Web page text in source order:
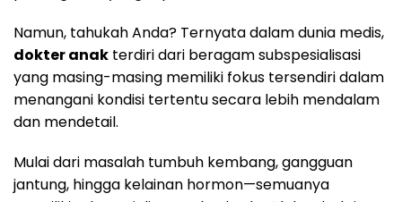
Namun, tahukah Anda? Ternyata dalam dunia medis,
dokter anak terdiri dari beragam subspesialisasi
yang masing-masing memiliki fokus tersendiri dalam
menangani kondisi tertentu secara lebih mendalam
dan mendetail.
Mulai dari masalah tumbuh kembang, gangguan
jantung, hingga kelainan hormon—semuanya